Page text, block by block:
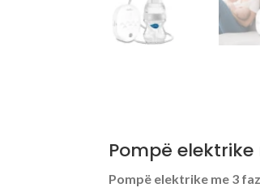
Pompë elektrike
Pompë elektrike me 3